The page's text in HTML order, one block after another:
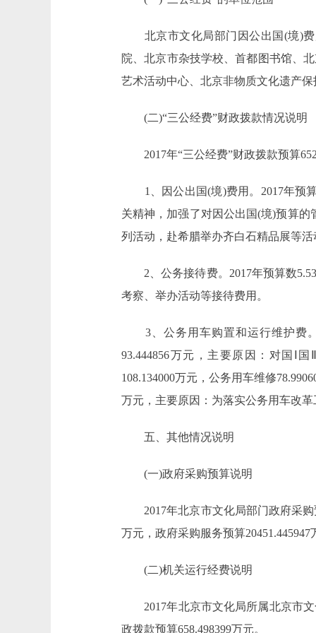
北京市文化局部门因公出国(境)费
院、北京市杂技学校、首都图书馆、
艺术活动中心、北京非物质文化遗产
(二)“三公经费”财政拨款情况说明
2017年“三公经费”财政拨款预算
1、因公出国(境)费用。2017年预算
关精神，加强了对因公出国(境)预算的
列活动，赴希腊举办齐白石精品展等活
2、公务接待费。2017年预算数
考察、举办活动等接待费用。
3、公务用车购置和运行维护费。
93.444856万元，主要原因：对国Ⅰ
108.134000万元，公务用车维修
万元，主要原因：为落实公务用车改
五、其他情况说明
(一)政府采购预算说明
2017年北京市文化局部门政府采购预
万元，政府采购服务预算20451.445947
(二)机关运行经费说明
2017年北京市文化局所属北京市文
政拨款预算658.498399万元。